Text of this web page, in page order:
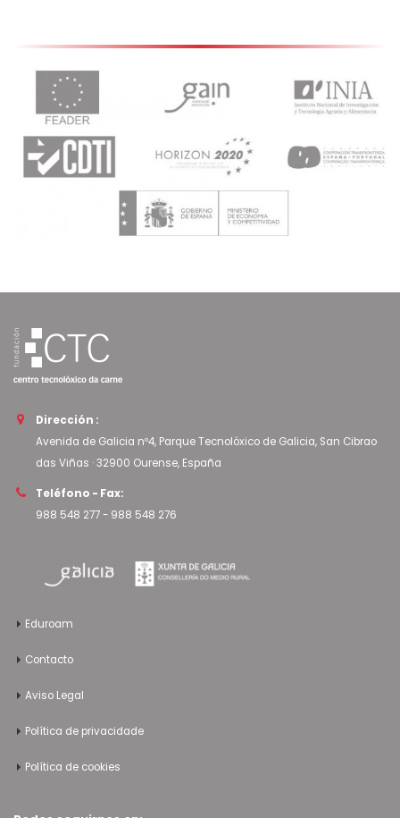
Dirección :
Avenida de Galicia nº4, Parque Tecnolóxico de Galicia, San Cibrao
das Viñas · 32900 Ourense, España
Teléfono - Fax:
988 548 277- 988 548 276
Eduroam
Contacto
Aviso Legal
Política de privacidade
Política de cookies